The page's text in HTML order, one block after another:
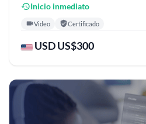
Inicio inmediato
Video Certificado
USD US$300